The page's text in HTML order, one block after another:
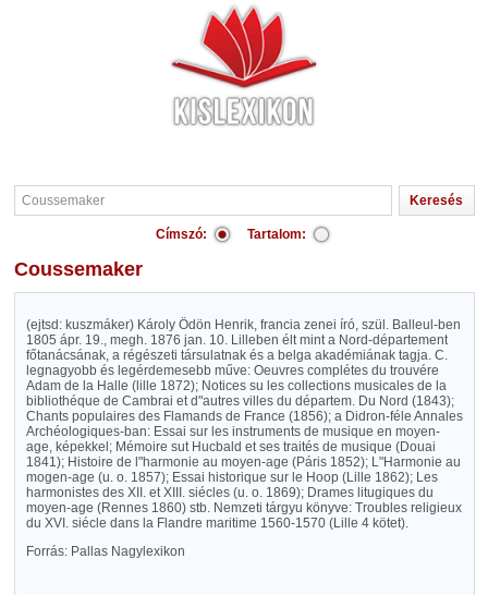
Címszó: Tartalom:
Coussemaker
(ejtsd: kuszmáker) Károly Ödön Henrik, francia zenei író, szül. Balleul-ben
1805 ápr. 19., megh. 1876 jan. 10. Lilleben élt mint a Nord-département
főtanácsának, a régészeti társulatnak és a belga akadémiának tagja. C.
legnagyobb és legérdemesebb műve: Oeuvres complétes du trouvére
Adam de la Halle (lille 1872); Notices su les collections musicales de la
bibliothéque de Cambrai et d"autres villes du départem. Du Nord (1843);
Chants populaires des Flamands de France (1856); a Didron-féle Annales
Archéologiques-ban: Essai sur les instruments de musique en moyen-
age, képekkel; Mémoire sut Hucbald et ses traités de musique (Douai
1841); Histoire de l"harmonie au moyen-age (Páris 1852); L"Harmonie au
mogen-age (u. o. 1857); Essai historique sur le Hoop (Lille 1862); Les
harmonistes des XII. et XIII. siécles (u. o. 1869); Drames litugiques du
moyen-age (Rennes 1860) stb. Nemzeti tárgyu könyve: Troubles religieux
du XVI. siécle dans la Flandre maritime 1560-1570 (Lille 4 kötet).
Forrás: Pallas Nagylexikon